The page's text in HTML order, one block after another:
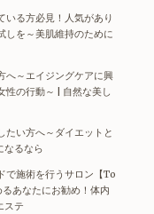
いる方必見！人気があり
しを～美肌維持のために
へ～エイジングケアに興
性の行動～ | 自然な美し
たい方へ～ダイエットと
なるなら
で施術を行うサロン【To
あなたにお勧め！体内
ステ